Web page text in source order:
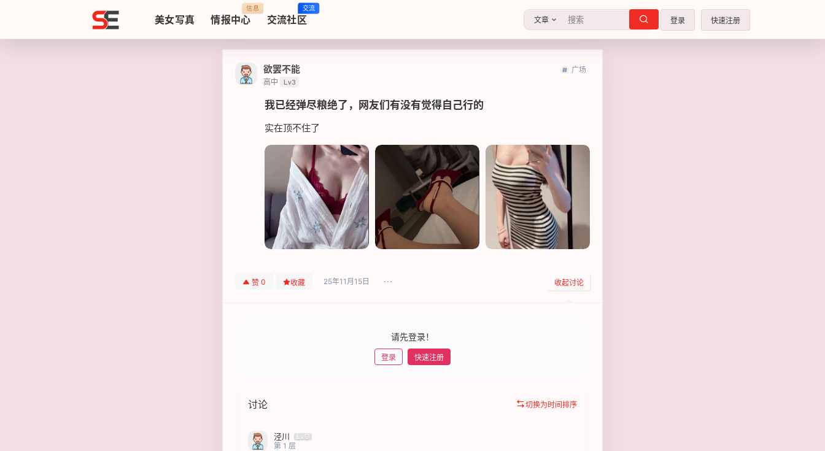
Sezzz
美女写真 情报中心
信息
交流社区
交流
文章 登录 快速注册
欲罢不能
高中 Lv3
广场
我已经弹尽粮绝了，网友们有没有觉得自己行的
实在顶不住了
赞 0 收藏 25年11月15日 收起讨论
请先登录！
登录 快速注册
讨论 切换为时间排序
泾川
Lv0
第 1 层